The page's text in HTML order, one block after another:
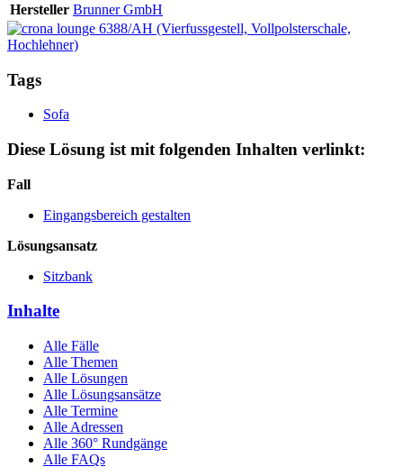
Hersteller Brunner GmbH
Tags
Sofa
Diese Lösung ist mit folgenden Inhalten verlinkt:
Fall
Eingangsbereich gestalten
Lösungsansatz
Sitzbank
Inhalte
Alle Fälle
Alle Themen
Alle Lösungen
Alle Lösungsansätze
Alle Termine
Alle Adressen
Alle 360° Rundgänge
Alle FAQs